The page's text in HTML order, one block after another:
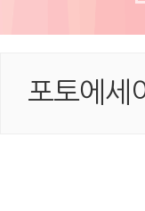
포토에세